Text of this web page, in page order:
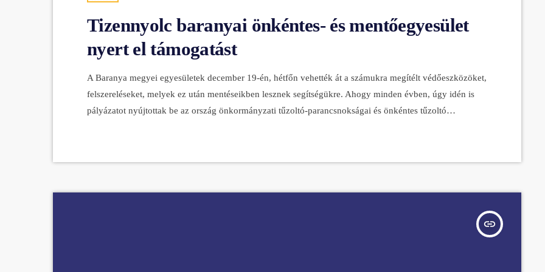
Tizennyolc baranyai önkéntes- és mentőegyesület
nyert el támogatást
A Baranya megyei egyesületek december 19-én, hétfőn vehették át a számukra megítélt védőeszközöket,
felszereléseket, melyek ez után mentéseikben lesznek segítségükre. Ahogy minden évben, úgy idén is
pályázatot nyújtottak be az ország önkormányzati tűzoltó-parancsnokságai és önkéntes tűzoltó
át – írja honlapján a Baranya Megyei Katasztrófavédelmi Igazgatóság. Az […]
insert_link